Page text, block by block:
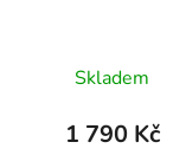
Skladem
1 790 Kč